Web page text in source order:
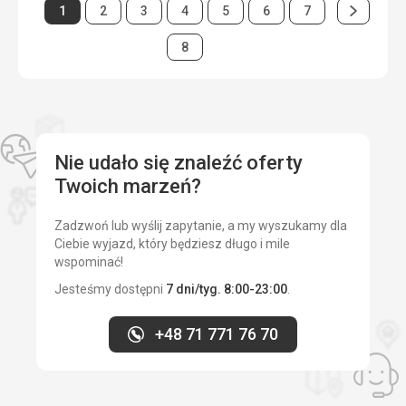
Wyżywienie
Rewelacja
Okolica 5,0/ 5
Wszystko było w porządku. Fajnie, że zestaw dwóch
leżaków i parasola był darmowy.
Wielka satysfakcja.
Zakwaterowanie
Zadowolenie,
Usługi
Ta recenzja została automatycznie przetłumaczona za
Strona
1 Strona
2 Strona
3 Strona
4 Strona
5 Strona
6 Strona
7
Strona
8
Następna
Strona
Nie udało się znaleźć oferty
Twoich marzeń?
Zadzwoń lub wyślij zapytanie, a my wyszukamy dla
Ciebie wyjazd, który będziesz długo i mile
wspominać!
Jesteśmy dostępni 7 dni/tyg. 8:00-23:00
+48 71 771 76 70